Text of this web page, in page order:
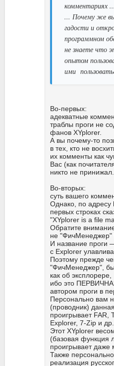
комментариях ...
... Почему же
гадости и
программном
не знаете что
опытом
ими
Во-первых:
адекватные
траблы проги не
фанов XYplorer.
А вы почему-то
в тех, кто не
их комменты как
Вас (как
никто не принижал.
Во-вторых:
суть вашего
Однако, по адресу
первых строках
"XYplorer is a file
Обратите
не "ФичМенеджер"
И название проги
с Explorer
Поэтому прежде
"ФичМенеджер",
как об эксплорере,
ибо это
автором проги в
Персонально вам
(проводник)
проигрывает FAR,
Explorer, 7-Zip и
Этот XYplorer
(базовая функция
проигрывает даже
Также
реализация